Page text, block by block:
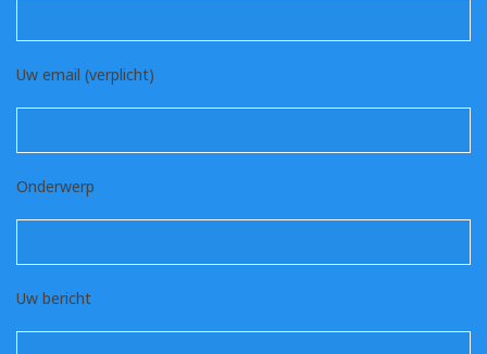
Uw email (verplicht)
Onderwerp
Uw bericht